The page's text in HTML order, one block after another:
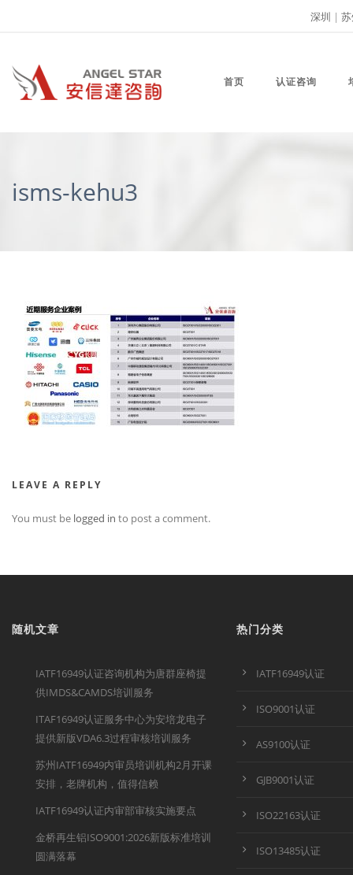
深圳 |
首页 认证咨询
isms-kehu3
LEAVE A REPLY
You must be logged in to post a comment.
随机文章
IATF16949认证咨询机构为唐群座椅提
供IMDS&CAMDS培训服务
ITAF16949认证服务中心为安培龙电子
提供新版VDA6.3过程审核培训服务
苏州IATF16949内审员培训机构2月开课
安排，老牌机构，值得信赖
IATF16949认证内审部审核实施要点
金桥再生铝ISO9001:2026新版标准培训
圆满落幕
热门分类
IATF16949认证
ISO9001认证
AS9100认证
GJB9001认证
ISO22163认证
ISO13485认证